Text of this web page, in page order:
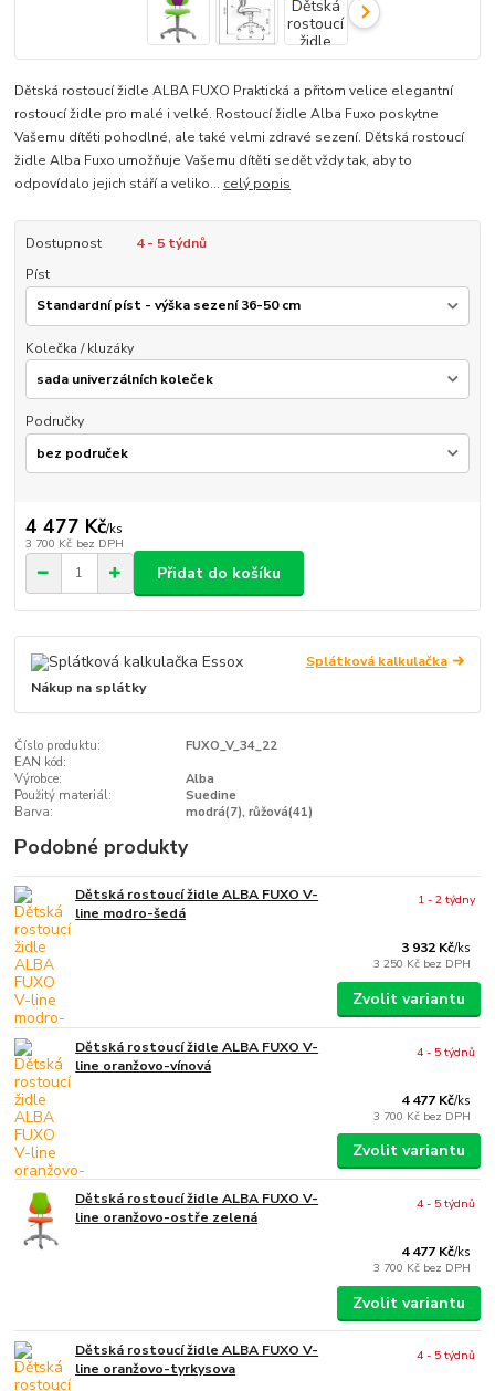
Dětská rostoucí židle ALBA FUXO Praktická a přitom velice elegantní
rostoucí židle pro malé i velké. Rostoucí židle Alba Fuxo poskytne
Vašemu dítěti pohodlné, ale také velmi zdravé sezení. Dětská rostoucí
židle Alba Fuxo umožňuje Vašemu dítěti sedět vždy tak, aby to
odpovídalo jejich stáří a veliko... celý popis
Dostupnost
4 - 5 týdnů
Píst
Kolečka / kluzáky
Područky
4 477 Kč/ks
3 700 Kč bez DPH
Přidat do košíku
Splátková kalkulačka
Nákup na splátky
Číslo produktu:
FUXO_V_34_22
EAN kód:
Výrobce:
Alba
Použitý materiál:
Suedine
Barva:
modrá(7), růžová(41)
Podobné produkty
Dětská rostoucí židle ALBA FUXO V-
line modro-šedá
3 932 Kč/ks
3 250 Kč bez DPH
1 - 2 týdny
Zvolit variantu
Dětská rostoucí židle ALBA FUXO V-
line oranžovo-vínová
4 477 Kč/ks
3 700 Kč bez DPH
4 - 5 týdnů
Zvolit variantu
Dětská rostoucí židle ALBA FUXO V-
line oranžovo-ostře zelená
4 477 Kč/ks
3 700 Kč bez DPH
4 - 5 týdnů
Zvolit variantu
Dětská rostoucí židle ALBA FUXO V-
line oranžovo-tyrkysova
4 - 5 týdnů